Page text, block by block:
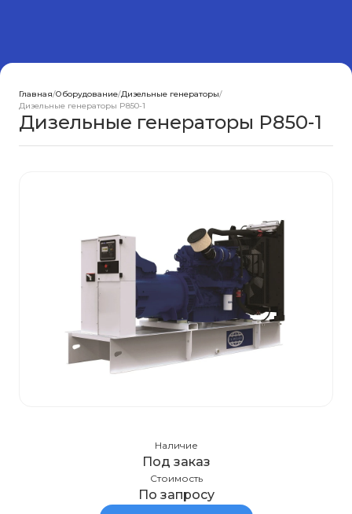
Главная/Оборудование/Дизельные генераторы/
Дизельные генераторы P850-1
Дизельные генераторы P850-1
Наличие
Под заказ
Стоимость
По запросу